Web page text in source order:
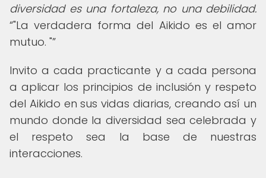
diversidad es una fortaleza, no una debilidad.
"La verdadera forma del Aikido es el amor
mutuo. "
Invito a cada practicante y a cada persona
a aplicar los principios de inclusión y respeto
del Aikido en sus vidas diarias, creando así un
mundo donde la diversidad sea celebrada y
el respeto sea la base de nuestras
interacciones.